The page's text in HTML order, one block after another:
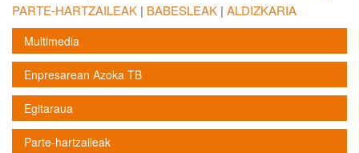
PARTE-HARTZAILEAK | BABESLEAK | ALDIZKARIA
Multimedia
Enpresarean Azoka TB
Egitaraua
Parte-hartzaileak